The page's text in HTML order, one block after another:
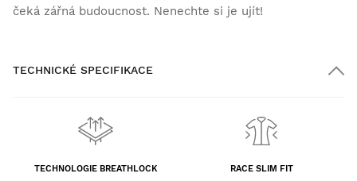
čeká zářná budoucnost. Nenechte si je ujít!
TECHNICKÉ SPECIFIKACE
TECHNOLOGIE BREATHLOCK RACE SLIM FIT